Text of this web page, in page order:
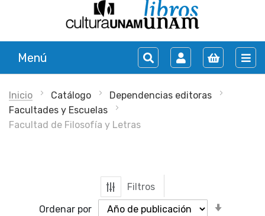
Menú
Inicio Catálogo
Dependencias editoras
Facultades y Escuelas
Facultad de Filosofía y Letras
Filtros
Ordenar por